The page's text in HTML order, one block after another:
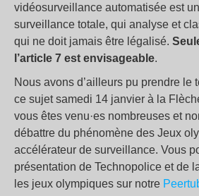
vidéosurveillance automatisée est
surveillance totale, qui analyse et
qui ne doit jamais être légalisé.
l’article 7 est envisageable.
Nous avons d’ailleurs pu prendre le
ce sujet samedi 14 janvier à la
vous êtes venu·es nombreuses et
débattre du phénomène des Jeux
accélérateur de surveillance. Vous
présentation de Technopolice et de
les jeux olympiques sur notre